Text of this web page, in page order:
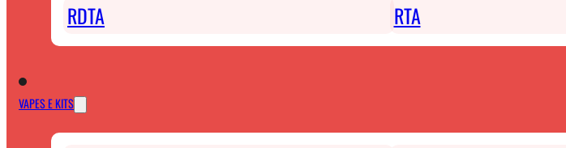
RDTA
RTA
VAPES E KITS